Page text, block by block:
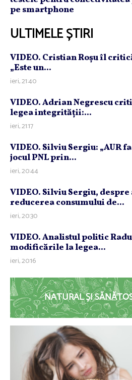
pe smartphone
ULTIMELE ȘTIRI
VIDEO. Cristian Roşu îl
„Este un...
ieri, 21:40
VIDEO. Adrian Negrescu
legea integrităţii:...
ieri, 21:17
VIDEO. Silviu Sergiu: „AUR
jocul PNL prin...
ieri, 20:44
VIDEO. Silviu Sergiu,
reducerea consumului de...
ieri, 20:30
VIDEO. Analistul politic
modificările la legea...
ieri, 20:16
NATURAL ȘI